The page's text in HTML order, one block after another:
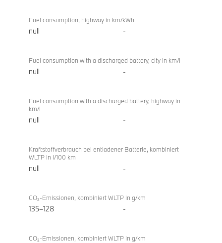
Fuel consumption, highway in km/kWh
null -
Fuel consumption with a discharged battery, city in km/l
null -
Fuel consumption with a discharged battery, highway in
km/l
null -
Kraftstoffverbrauch bei entladener Batterie, kombiniert
WLTP in l/100 km
null -
CO₂-Emissionen, kombiniert WLTP in g/km
135–128 -
CO₂-Emissionen, kombiniert WLTP in g/km